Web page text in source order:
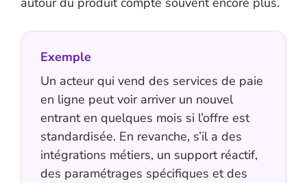
Exemple
Un acteur qui vend des services de paie
en ligne peut voir arriver un nouvel
entrant en quelques mois si l’offre est
standardisée. En revanche, s’il a des
intégrations métiers, un support réactif,
des paramétrages spécifiques et des